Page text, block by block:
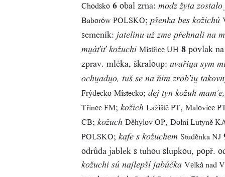
Chodsko 6 obal zrna: modz žyta
Baborów POLSKO; pšenka bes kožichú
semeník: jatelinu už zme přehnali na
mu̯áťiť kožuchi Mistřice UH 8 povlak
zprav. mléka, škraloup: uvařiu̯a sym
ochu̯adu̯o, tuš se na ňim zrob’iu̯
Frýdecko-Místecko; dej tyn kožuh
Třinec FM; kožich Lažiště PT, Malovice
CB; kožuch Děhylov OP, Dolní Lutyně
POLSKO; kafe s kožuchem Studénka NJ
odrůda jablek s tuhou slupkou, popř.
kožuchi sú najlepší jabúčka Velká nad